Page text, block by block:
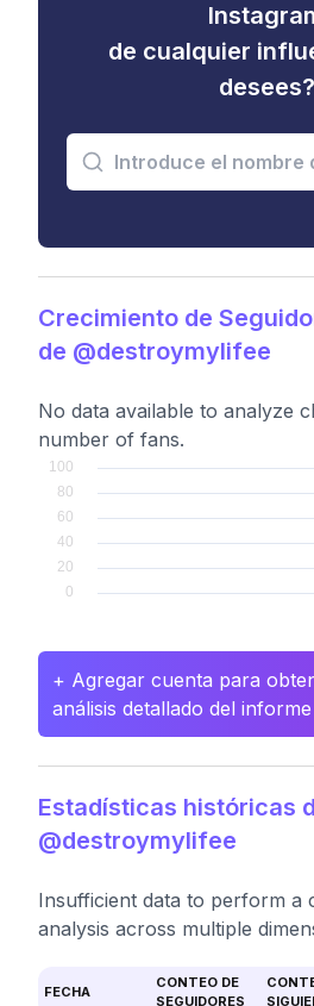
de cualquier
desees?
Crecimiento de
de @destroymylifee
No data available to analyze
number of fans.
+ Agregar cuenta para
análisis detallado del
Estadísticas históricas
@destroymylifee
Insufficient data to perform a
analysis across multiple
FECHA
CONTEO DE
SEGUIDORES